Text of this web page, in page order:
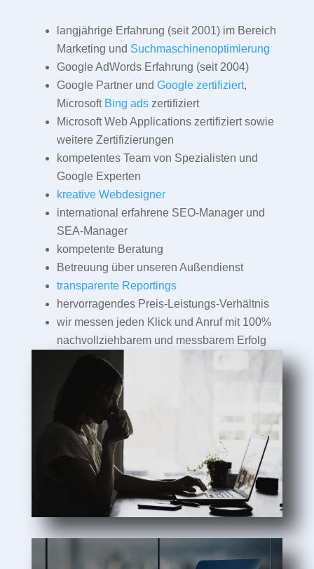
langjährige Erfahrung (seit 2001) im Bereich
Marketing und Suchmaschinenoptimierung
Google AdWords Erfahrung (seit 2004)
Google Partner und Google zertifiziert,
Microsoft Bing adszertifiziert
Microsoft Web Applications zertifiziert sowie
weitere Zertifizierungen
kompetentes Team von Spezialisten und
Google Experten
kreative Webdesigner
international erfahrene SEO-Manager und
SEA-Manager
kompetente Beratung
Betreuung über unseren Außendienst
transparente Reportings
hervorragendes Preis-Leistungs-Verhältnis
wir messen jeden Klick und Anruf mit 100%
nachvollziehbarem und messbarem Erfolg